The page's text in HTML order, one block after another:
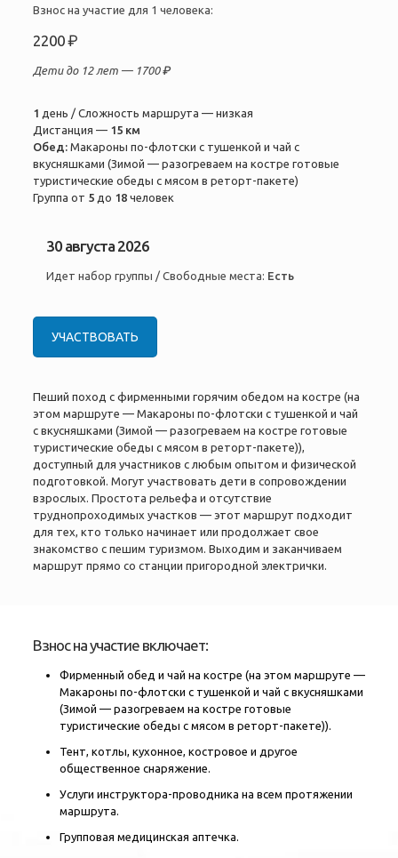
Взнос на участие для 1 человека:
2200 ₽
Дети до 12 лет — 1700 ₽
1 день / Сложность маршрута — низкая
Дистанция —15 км
Обед:Макароны по-флотски с тушенкой и чай с
вкусняшками (Зимой — разогреваем на костре готовые
туристические обеды с мясом в реторт-пакете)
Группа от 5до 18человек
30 августа 2026
Идет набор группы / Свободные места: Есть
УЧАСТВОВАТЬ
Пеший поход с фирменными горячим обедом на костре (на
этом маршруте — Макароны по-флотски с тушенкой и чай
с вкусняшками (Зимой — разогреваем на костре готовые
туристические обеды с мясом в реторт-пакете)),
доступный для участников с любым опытом и физической
подготовкой. Могут участвовать дети в сопровождении
взрослых. Простота рельефа и отсутствие
труднопроходимых участков — этот маршрут подходит
для тех, кто только начинает или продолжает свое
знакомство с пешим туризмом. Выходим и заканчиваем
маршрут прямо со станции пригородной электрички.
Взнос на участие включает:
Фирменный обед и чай на костре (на этом маршруте —
Макароны по-флотски с тушенкой и чай с вкусняшками
(Зимой — разогреваем на костре готовые
туристические обеды с мясом в реторт-пакете)).
Тент, котлы, кухонное, костровое и другое
общественное снаряжение.
Услуги инструктора-проводника на всем протяжении
маршрута.
Групповая медицинская аптечка.